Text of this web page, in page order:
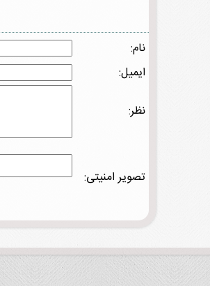
نام:
ایمیل:
نظر:
تصویر امنیتی: